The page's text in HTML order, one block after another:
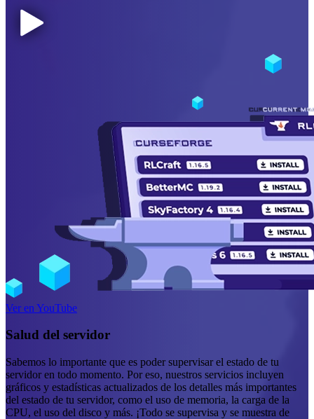
Ver en YouTube
Salud del servidor
Sabemos lo importante que es poder supervisar el estado de tu
servidor en todo momento. Por eso, nuestros servicios incluyen
gráficos y estadísticas actualizados de los detalles más importantes
del estado de tu servidor, como el uso de memoria, la carga de la
CPU, el uso del disco y más. ¡Todo se supervisa y se muestra de